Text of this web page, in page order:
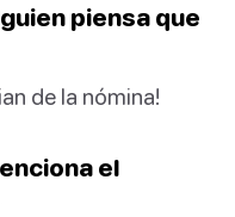
piensa que
de la nómina!
el